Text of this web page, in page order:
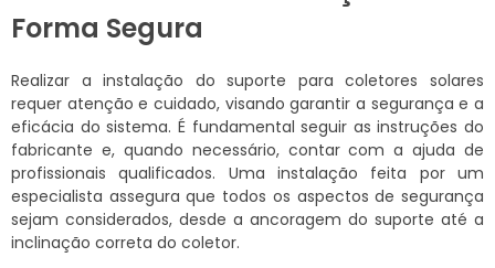
Forma Segura
Realizar a instalação do suporte para coletores solares
requer atenção e cuidado, visando garantir a segurança e a
eficácia do sistema. É fundamental seguir as instruções do
fabricante e, quando necessário, contar com a ajuda de
profissionais qualificados. Uma instalação feita por um
especialista assegura que todos os aspectos de segurança
sejam considerados, desde a ancoragem do suporte até a
inclinação correta do coletor.